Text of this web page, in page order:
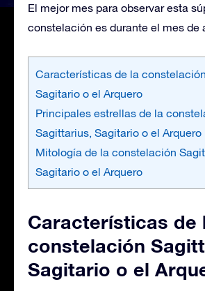
El mejor mes para observar esta
constelación es durante el mes de
Características de la
Sagitario o el Arquero
Principales estrellas de la
Sagittarius, Sagitario o el Arquero
Mitología de la constelación
Sagitario o el Arquero
Características de
constelación
Sagitario o el